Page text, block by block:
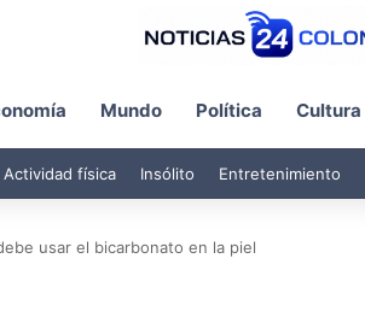
Mundo Política Cultura
Actividad física Insólito Entretenimiento
usar el bicarbonato en la piel